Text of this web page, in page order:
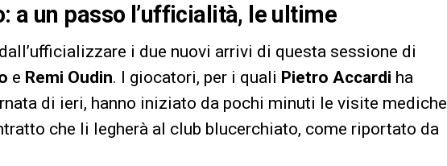
a un passo l’ufficialità, le ultime
i due nuovi arrivi di questa sessione di
e Remi Oudin. I giocatori, per i quali Pietro Accardi ha
di ieri, hanno iniziato da pochi minuti le visite mediche
che li legherà al club blucerchiato, come riportato da